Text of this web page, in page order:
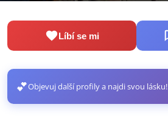
Líbí se mi
💕Objevuj další profily a najdi svou lásku!